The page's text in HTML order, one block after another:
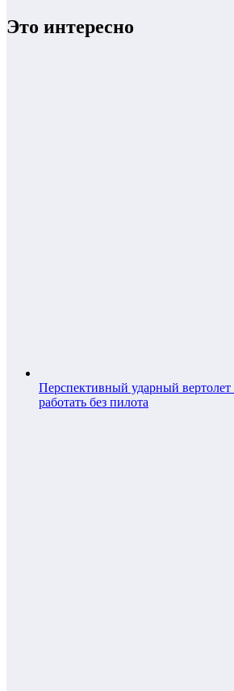
Это интересно
Перспективный ударный
работать без пилота